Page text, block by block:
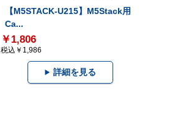
【M5STACK-U215】M5Stack用
Ca...
￥1,806
税込￥1,986
詳細を見る